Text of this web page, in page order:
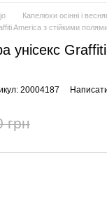
Капелюхи осінні і
America з стійкими
унісекс
20004187
грн